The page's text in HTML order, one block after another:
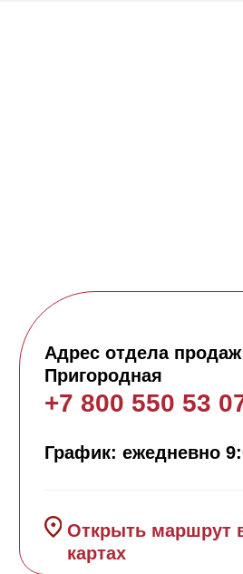
Политика конфиденциальности
Согласие на обработку персональных данных
Политика ООО СЗ «
Изумрудстрой -1»
Перечень третьих лиц